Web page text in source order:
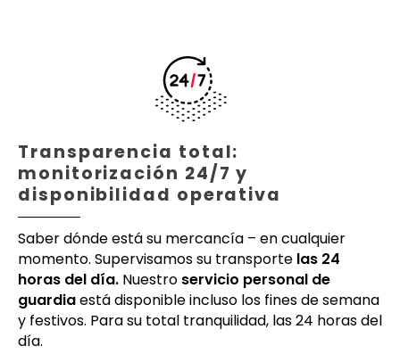
Transparencia total:
monitorización 24/7 y
disponibilidad operativa
Saber dónde está su mercancía – en cualquier
momento. Supervisamos su transporte las 24
horas del día. Nuestro servicio personal de
guardiaestá disponible incluso los fines de semana
y festivos. Para su total tranquilidad, las 24 horas del
día.